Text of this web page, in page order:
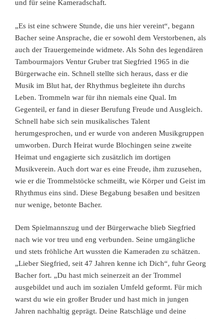
und für seine Kameradschaft.
„Es ist eine schwere Stunde, die uns hier vereint“, begann
Bacher seine Ansprache, die er sowohl dem Verstorbenen, als
auch der Trauergemeinde widmete. Als Sohn des legendären
Tambourmajors Ventur Gruber trat Siegfried 1965 in die
Bürgerwache ein. Schnell stellte sich heraus, dass er die
Musik im Blut hat, der Rhythmus begleitete ihn durchs
Leben. Trommeln war für ihn niemals eine Qual. Im
Gegenteil, er fand in dieser Berufung Freude und Ausgleich.
Schnell habe sich sein musikalisches Talent
herumgesprochen, und er wurde von anderen Musikgruppen
umworben. Durch Heirat wurde Blochingen seine zweite
Heimat und engagierte sich zusätzlich im dortigen
Musikverein. Auch dort war es eine Freude, ihm zuzusehen,
wie er die Trommelstöcke schmeißt, wie Körper und Geist im
Rhythmus eins sind. Diese Begabung besaßen und besitzen
nur wenige, betonte Bacher.
Dem Spielmannszug und der Bürgerwache blieb Siegfried
nach wie vor treu und eng verbunden. Seine umgängliche
und stets fröhliche Art wussten die Kameraden zu schätzen.
„Lieber Siegfried, seit 47 Jahren kenne ich Dich“, fuhr Georg
Bacher fort. „Du hast mich seinerzeit an der Trommel
ausgebildet und auch im sozialen Umfeld geformt. Für mich
warst du wie ein großer Bruder und hast mich in jungen
Jahren nachhaltig geprägt. Deine Ratschläge und deine